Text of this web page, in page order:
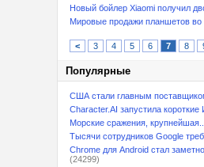
Новый бойлер Xiaomi получил
Мировые продажи планшетов во
< 3 4 5 6 7 8
Популярные
США стали главным
Character.AI запустила короткие
Морские сражения, крупнейшая...
Тысячи сотрудников Google
Chrome для Android стал
(24299)